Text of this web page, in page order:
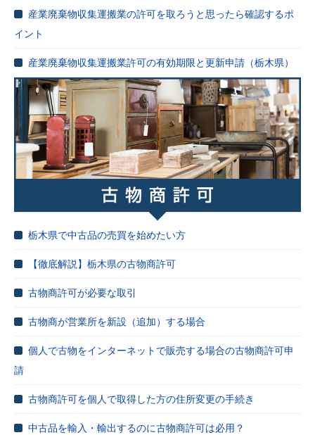
産業廃棄物収集運搬業の許可を取ろうと思ったら確認するポ
イント
産業廃棄物収集運搬業許可の有効期限と更新申請（栃木県）
栃木県で中古品の売買を始めたい方
【徹底解説】栃木県の古物商許可
古物商許可が必要な取引
古物商が営業所を新設（追加）する場合
個人で古物をインターネットで販売する場合の古物商許可申
請
古物商許可を個人で取得した方の住所変更の手続き
中古品を輸入・輸出するのに古物商許可は必用？